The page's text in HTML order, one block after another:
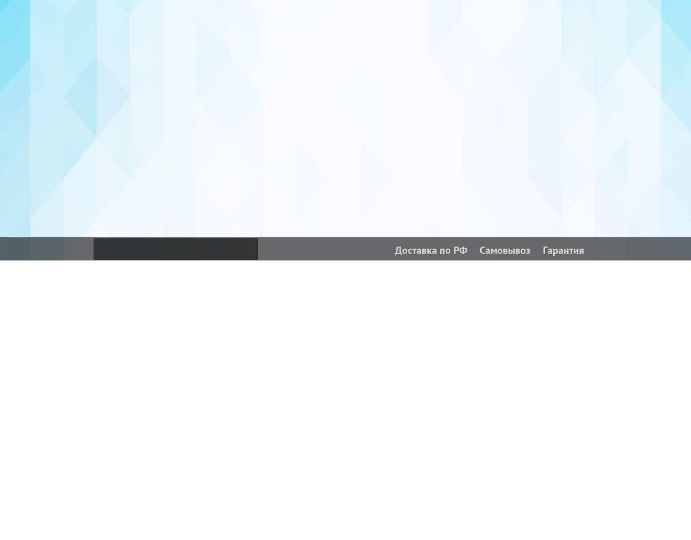
Доставка по РФ Самовывоз Гарантия